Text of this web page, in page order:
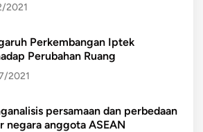
2021
Perkembangan Iptek
Perubahan Ruang
2021
persamaan dan perbedaan
negara anggota ASEAN